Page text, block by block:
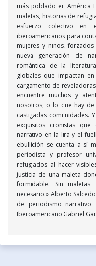
más poblado en América
maletas, historias de
esfuerzo colectivo en
iberoamericanos para
mujeres y niños,
nueva generación de
romántica de la
globales que impactan
cargamento de
encuentre muchos y
nosotros, o lo que hay de
castigadas comunidades.
exquisitos cronistas que
narrativo en la lira y el
ebullición se cuenta a sí
periodista y profesor
refugiados al hacer
justicia de una maleta
formidable. Sin
necesario.» Alberto
de periodismo narrativo
Iberoamericano Gabriel